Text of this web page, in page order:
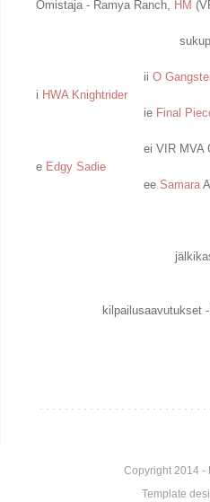
Omistaja - Ramya Ranch, HM
i HWA Knightrider
ii O
ie Final
e Edgy Sadie
ei VIR MVA
ee Samara
kilpailusaavutukset
Copyright 2014 -
Template